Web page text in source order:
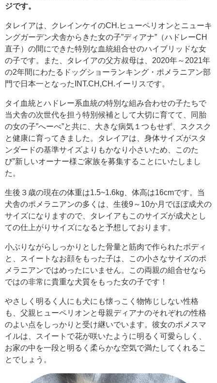
ジです。
タレイアは、クレインケイのCH.ヒューペリオンとニューキ
ングガーデン犬舎からきた女の子”ディアナ”（ハドレーCH
直子）の間にできた特別な血統組合せのハイブリッドな女
の子です。また、タレイアの父方叔母は、2020年～2021年
の2年間にわたるドッグショーランキング・ポメラニアン部
門で日本一となったINT.CH,CH.イーリスです。
タイ血統とハドレー系血統の特別な組み合わせの子たちで
当犬舎の次世代を担う特別候補として大切に育てて、同胎
の女の子”へーべ”と共に、大きな病気１つもせず、スクスク
と健康に育ってきました。タレイアは、身体サイズがスタ
ンダードの基準サイズよりもかなり小さいため、このた
び”新しいオーナー様ご家族を募集することにいたしまし
た。
生後３歳の現在の体重は1.5~1.6kg、体高は16cmです。当
犬舎のポメラニアンの多くは、生後9～10か月でほぼ成犬の
サイズになりますので、タレイアもこのサイズが成犬とし
ての仕上がりサイズになると予想しております。
小ぶりながらしっかりとした骨量と筋肉で作られたボディ
と、スイートなお顔をもった子は、この小さなサイズのポ
メラニアンではめったにいません。この両親の組合せなら
ではの非常に貴重な犬質をもった女の子です！
やさしく明るく人にも犬にも懐っこく物怖じしない性格
も、父親ヒューペリオンと母親ディアナのそれぞれの性格
のよい点をしっかりと受け継いでいます。彼女のポメスマ
イルは、スイートで花が咲いたように明るく可愛らしく、
お家の中を一段と明るく柔らかな空気で満たしてくれるこ
とでしょう。